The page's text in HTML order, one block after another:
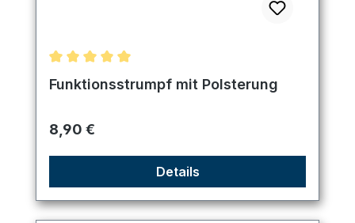
Durchschnittliche Bewertung von 5 von 5 Sternen
Funktionsstrumpf mit Polsterung
Regulärer Preis:
8,90 €
Details